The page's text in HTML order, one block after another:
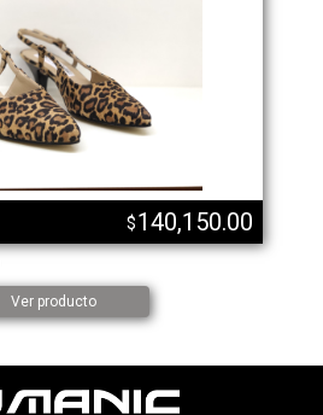
$140,150.00
Ver producto